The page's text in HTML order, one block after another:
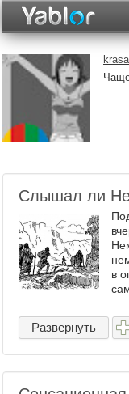
Слышал ли
в
Развернуть